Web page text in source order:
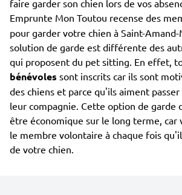
faire garder son chien lors de vos
Emprunte Mon Toutou recense des
pour garder votre chien à Saint-
solution de garde est différente des
qui proposent du pet sitting. En effet,
bénévoles sont inscrits car ils sont
des chiens et parce qu'ils aiment
leur compagnie. Cette option de garde
être économique sur le long terme, car
le membre volontaire à chaque fois
de votre chien.